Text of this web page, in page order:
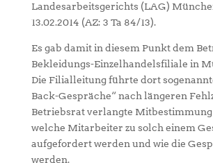
Landesarbeitsgerichts (LAG)
13.02.2014 (AZ: 3 Ta 84/13).
Es gab damit in diesem Punkt dem
Bekleidungs-Einzelhandelsfiliale in
Die Filialleitung führte dort
Back-Gespräche“ nach längeren
Betriebsrat verlangte Mitbestimmung
welche Mitarbeiter zu solch einem
aufgefordert werden und wie die
werden.